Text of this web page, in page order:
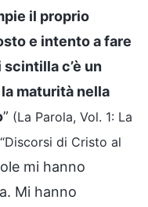
il proprio
e intento a fare
c’è un
maturità nella
” (La Parola, Vol. 1: La
di Cristo al
mi hanno
Mi hanno